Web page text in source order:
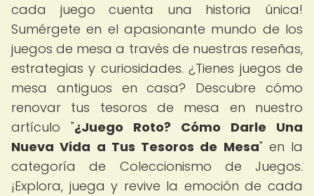
cada juego cuenta una historia única!
Sumérgete en el apasionante mundo de los
juegos de mesa a través de nuestras reseñas,
estrategias y curiosidades. ¿Tienes juegos de
mesa antiguos en casa? Descubre cómo
renovar tus tesoros de mesa en nuestro
artículo "¿Juego Roto? Cómo Darle Una
Nueva Vida a Tus Tesoros de Mesa" en la
categoría de Coleccionismo de Juegos.
¡Explora, juega y revive la emoción de cada